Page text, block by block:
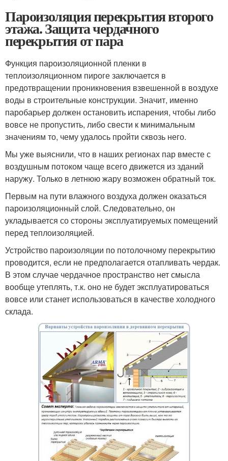
Пароизоляция перекрытия второго
этажа. Защита чердачного
перекрытия от пара
Функция пароизоляционной пленки в
теплоизоляционном пироге заключается в
предотвращении проникновения взвешенной в воздухе
воды в строительные конструкции. Значит, именно
паробарьер должен остановить испарения, чтобы либо
вовсе не пропустить, либо свести к минимальным
значениям то, чему удалось пройти сквозь него.
Мы уже выяснили, что в наших регионах пар вместе с
воздушным потоком чаще всего движется из зданий
наружу. Только в летнюю жару возможен обратный ток.
Первым на пути влажного воздуха должен оказаться
пароизоляционный слой. Следовательно, он
укладывается со стороны эксплуатируемых помещений
перед теплоизоляцией.
Устройство пароизоляции по потолочному перекрытию
проводится, если не предполагается отапливать чердак.
В этом случае чердачное пространство нет смысла
вообще утеплять, т.к. оно не будет эксплуатироваться
вовсе или станет использоваться в качестве холодного
склада.